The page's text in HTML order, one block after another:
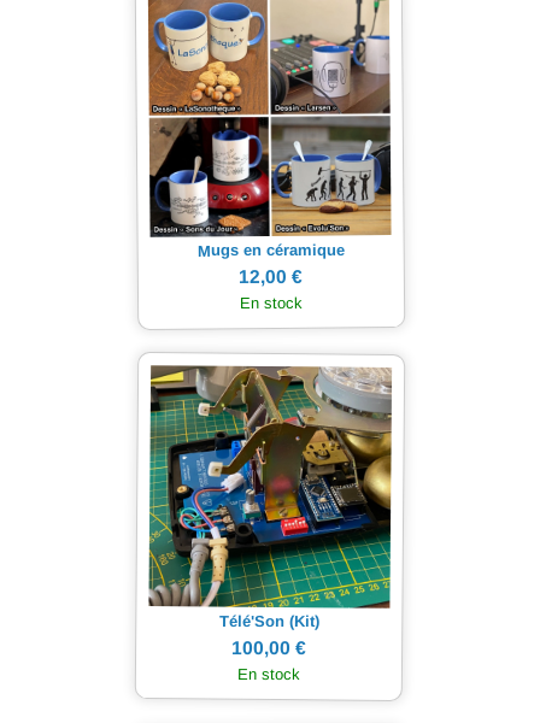
Mugs en céramique
12,00 €
En stock
Télé'Son (Kit)
100,00 €
En stock